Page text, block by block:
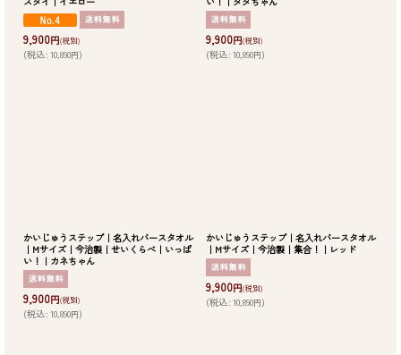
9,900円(税別)
(税込: 10,890円)
9,900円(税別)
(税込: 10,890円)
かいじゅうステップ｜名入れバースタオル
｜Mサイズ｜今治製｜せいくらべ｜いっぱ
い！｜カネちゃん
9,900円(税別)
(税込: 10,890円)
かいじゅうステップ｜名入れバースタオル
｜Mサイズ｜今治製｜集合！｜レッド
9,900円(税別)
(税込: 10,890円)